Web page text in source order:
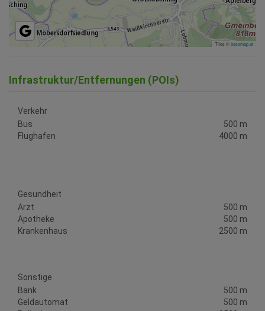
basemap.at
Bus
Flughafen
4000 m
Arzt
Apotheke
500 m
Krankenhaus
2500 m
Bank
Geldautomat
500 m
Polizei
3500 m